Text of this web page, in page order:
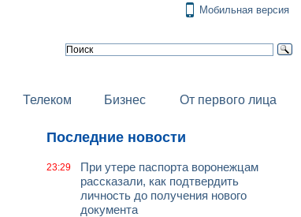
Мобильная версия
Телеком Бизнес От первого лица
Последние новости
23:29
При утере паспорта воронежцам
рассказали, как подтвердить
личность до получения нового
документа